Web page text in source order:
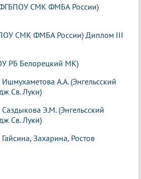
СМК ФМБА России)
СМК ФМБА России) Диплом III
РБ Белорецкий МК)
А.А. (Энгельсский
Св. Луки)
Э.М. (Энгельсский
Св. Луки)
Захарина, Ростов